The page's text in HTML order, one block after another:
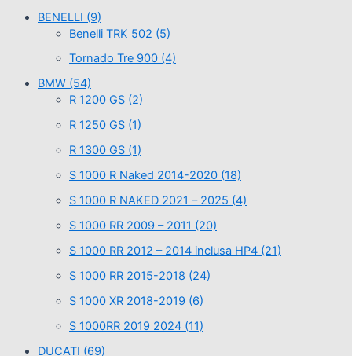
BENELLI (9)
Benelli TRK 502 (5)
Tornado Tre 900 (4)
BMW (54)
R 1200 GS (2)
R 1250 GS (1)
R 1300 GS (1)
S 1000 R Naked 2014-2020 (18)
S 1000 R NAKED 2021 – 2025 (4)
S 1000 RR 2009 – 2011 (20)
S 1000 RR 2012 – 2014 inclusa HP4 (21)
S 1000 RR 2015-2018 (24)
S 1000 XR 2018-2019 (6)
S 1000RR 2019 2024 (11)
DUCATI (69)